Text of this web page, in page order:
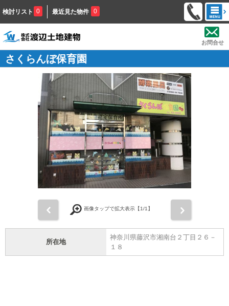
検討リスト 0 最近見た物件 0
お問合せ
さくらんぼ保育園
画像タップで拡大表示【1/1】
所在地
神奈川県藤沢市湘南台２丁目２６－
１８